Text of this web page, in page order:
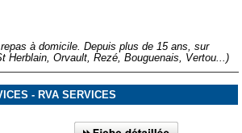
à domicile. Depuis plus de 15 ans, sur
Herblain, Orvault, Rezé, Bouguenais, Vertou...)
- RVA SERVICES